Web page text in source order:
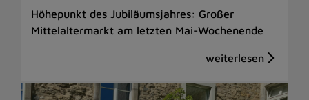
Höhepunkt des Jubiläumsjahres: Großer
Mittelaltermarkt am letzten Mai-Wochenende